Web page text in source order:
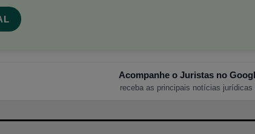
Acompanhe o Juristas no
receba as principais notícias jurídicas